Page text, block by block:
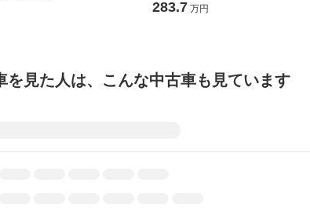
283.7 万円
を見た人は、こんな中古車も見ています